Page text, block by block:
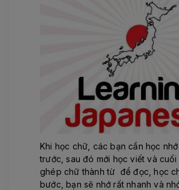
Khi học chữ, các bạn cần học
trước, sau đó mới học viết và cuối
ghép chữ thành từ để đọc, học
bước, bạn sẽ nhớ rất nhanh và